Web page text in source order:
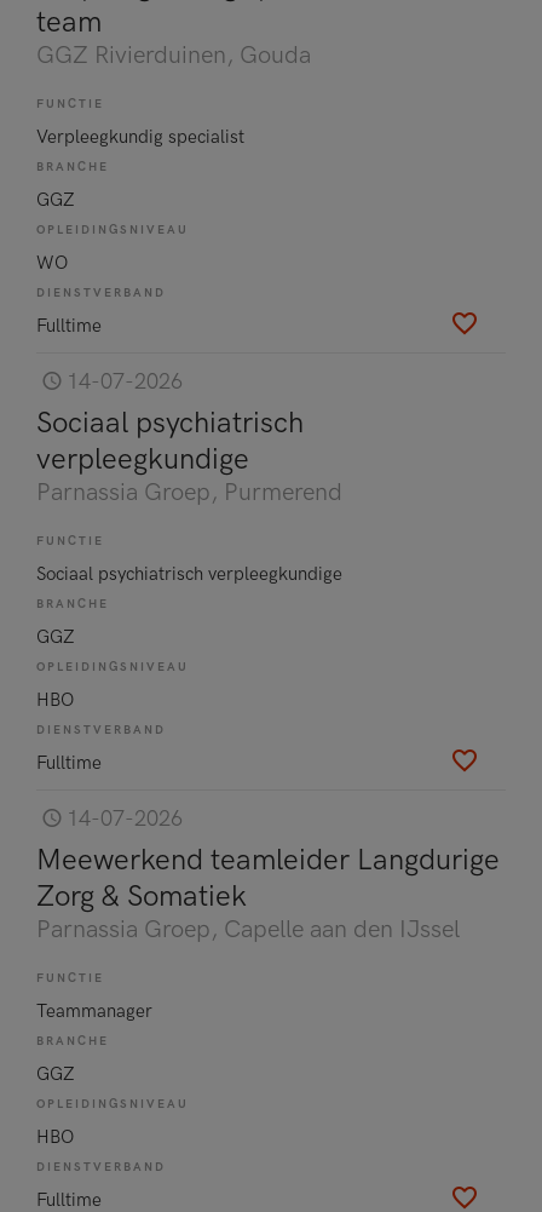
team
GGZ Rivierduinen, Gouda
FUNCTIE
Verpleegkundig specialist
BRANCHE
GGZ
OPLEIDINGSNIVEAU
WO
DIENSTVERBAND
Fulltime
14-07-2026
Sociaal psychiatrisch
verpleegkundige
Parnassia Groep, Purmerend
FUNCTIE
Sociaal psychiatrisch verpleegkundige
BRANCHE
GGZ
OPLEIDINGSNIVEAU
HBO
DIENSTVERBAND
Fulltime
14-07-2026
Meewerkend teamleider Langdurige
Zorg & Somatiek
Parnassia Groep, Capelle aan den IJssel
FUNCTIE
Teammanager
BRANCHE
GGZ
OPLEIDINGSNIVEAU
HBO
DIENSTVERBAND
Fulltime